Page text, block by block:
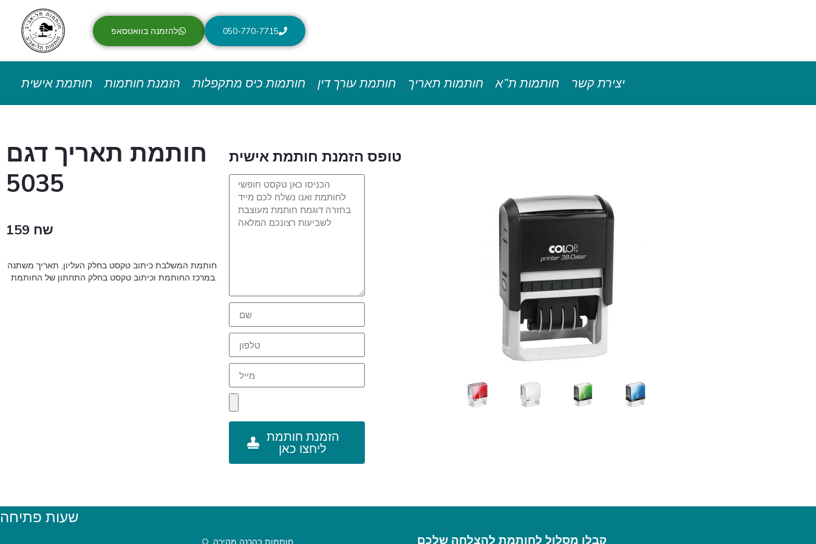
להזמנה בוואטסאפ 050-770-7715
חותמת אישית הזמנת חותמות חותמות כיס מתקפלות חותמת עורך דין חותמות תאריך חותמות ת”א יצירת קשר
חותמת תאריך דגם
5035
159 שח
חותמת המשלבת כיתוב טקסט בחלק העליון, תאריך משתנה
במרכז החותמת וכיתוב טקסט בחלק התחתון של החותמת.
טופס הזמנת חותמת אישית
הזמנת חותמת
ליחצו כאן
שעות פתיחה
חותמות בהכנה מהירה קבלו מסלול לחותמת להצלחה שלכם